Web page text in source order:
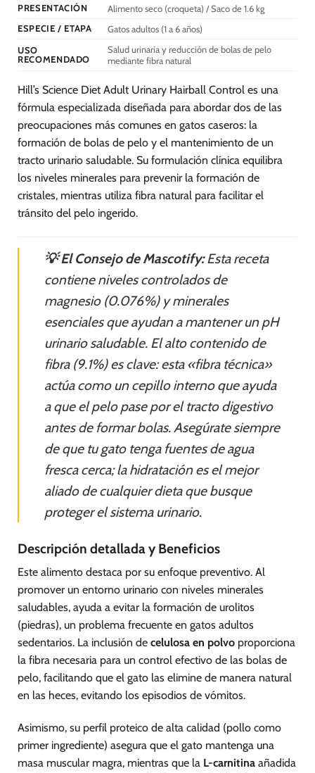
página
producto
página
PRESENTACIÓN
Alimento seco (croqueta) / Saco de 1.6 kg
ESPECIE / ETAPA
Gatos adultos (1 a 6 años)
USO
RECOMENDADO
Salud urinaria y reducción de bolas de pelo
mediante fibra natural
Hill’s Science Diet Adult Urinary Hairball Control es una
fórmula especializada diseñada para abordar dos de las
preocupaciones más comunes en gatos caseros: la
formación de bolas de pelo y el mantenimiento de un
tracto urinario saludable. Su formulación clínica equilibra
los niveles minerales para prevenir la formación de
cristales, mientras utiliza fibra natural para facilitar el
tránsito del pelo ingerido.
💡 El Consejo de Mascotify:Esta receta
contiene niveles controlados de
magnesio (0.076%) y minerales
esenciales que ayudan a mantener un pH
urinario saludable. El alto contenido de
fibra (9.1%) es clave: esta «fibra técnica»
actúa como un cepillo interno que ayuda
a que el pelo pase por el tracto digestivo
antes de formar bolas. Asegúrate siempre
de que tu gato tenga fuentes de agua
fresca cerca; la hidratación es el mejor
aliado de cualquier dieta que busque
proteger el sistema urinario.
Descripción detallada y Beneficios
Este alimento destaca por su enfoque preventivo. Al
promover un entorno urinario con niveles minerales
saludables, ayuda a evitar la formación de urolitos
(piedras), un problema frecuente en gatos adultos
sedentarios. La inclusión de celulosa en polvo proporciona
la fibra necesaria para un control efectivo de las bolas de
pelo, facilitando que el gato las elimine de manera natural
en las heces, evitando los episodios de vómitos.
Asimismo, su perfil proteico de alta calidad (pollo como
primer ingrediente) asegura que el gato mantenga una
masa muscular magra, mientras que la L-carnitina añadida